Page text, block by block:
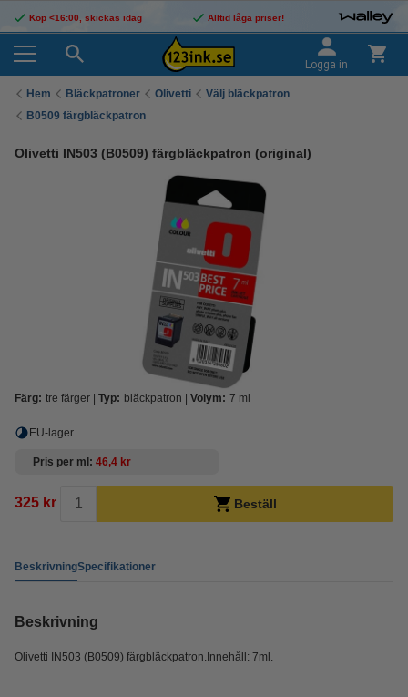
Köp <16:00, skickas idag Alltid låga priser!
Logga in
Hem Bläckpatroner Olivetti
Välj bläckpatron
B0509 färgbläckpatron
Olivetti IN503 (B0509) färgbläckpatron (original)
Färg: tre färger Typ: bläckpatron Volym: 7 ml
EU-lager
Pris per ml 46,4 kr
325 kr Beställ
BeskrivningSpecifikationer
Beskrivning
Olivetti IN503 (B0509) färgbläckpatron.Innehåll: 7ml.